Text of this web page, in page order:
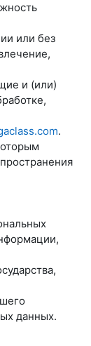
или без
и (или)
.
данных.